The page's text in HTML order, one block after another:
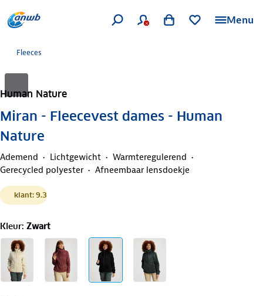
Menu
Fleeces
Human Nature
Miran - Fleecevest dames - Human
Nature
Ademend Lichtgewicht
Warmteregulerend
Gerecycled polyester
Afneembaar lensdoekje
klant: 9.3
Kleur: Zwart